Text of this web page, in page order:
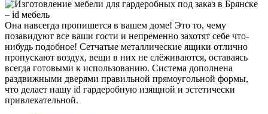
Она навсегда пропишется в вашем доме! Это то, чему
позавидуют все ваши гости и непременно захотят себе что-
нибудь подобное! Сетчатые металлические ящики отлично
пропускают воздух, вещи в них не слёживаются, оставаясь
всегда готовыми к использованию. Система дополнена
раздвижными дверями правильной прямоугольной формы,
что делает нашу id гардеробную изящной и эстетически
привлекательной.